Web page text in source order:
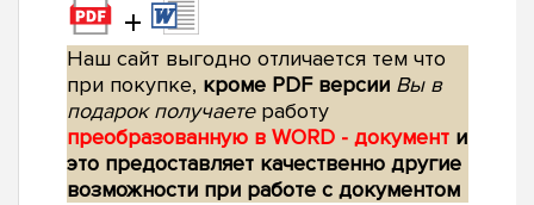
+
Наш сайт выгодно отличается тем что
при покупке, кроме PDF версии Вы в
подарок получаетеработу
преобразованную в WORD - документ и
это предоставляет качественно другие
возможности при работе с документом